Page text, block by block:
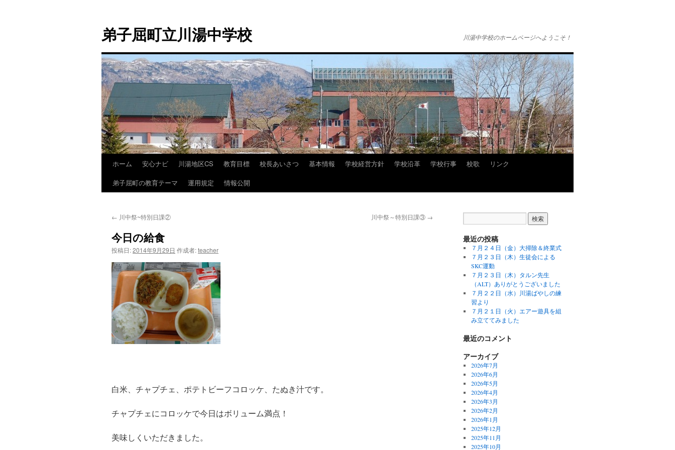
弟子屈町立川湯中学校 川湯中学校のホームページへようこそ！
ン
ツ
ス
ッ
プ
ホーム 安心ナビ 川湯地区CS 教育目標 校長あいさつ 基本情報 学校経営方針 学校沿革 学校行事 校歌
リンク
弟子屈町の教育テーマ
運用規定 情報公開
← 川中祭~特別日課② 川中祭～特別日課③ →
今日の給食
投稿日:2014年9月29日 作成者:teacher
白米、チャプチェ、ポテトビーフコロッケ、たぬき汁です。
チャプチェにコロッケで今日はボリューム満点！
美味しくいただきました。
最近の投稿
７月２４日（金）大掃除＆終業式
７月２３日（木）生徒会による
SKC運動
７月２３日（木）タルン先生
（ALT）ありがとうございました
７月２２日（水）川湯ばやしの練
習より
７月２１日（火）エアー遊具を組
み立ててみました
最近のコメント
アーカイブ
2026年7月
2026年6月
2026年5月
2026年4月
2026年3月
2026年2月
2026年1月
2025年12月
2025年11月
2025年10月